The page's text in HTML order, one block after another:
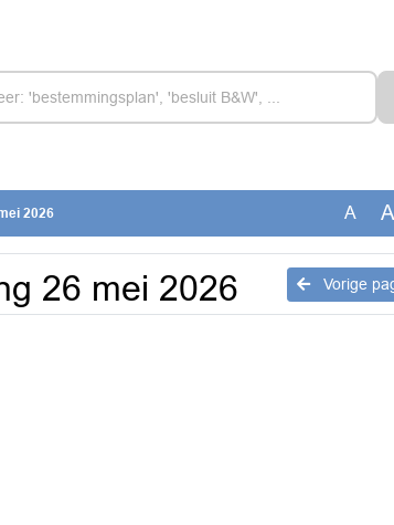
2026 A A
Vorige
26 mei 2026